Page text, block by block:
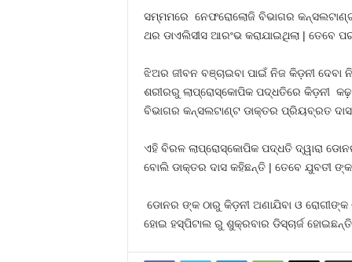
ସମ୍ମମରେ ନେଫରୋଲୋଜି ବିଭାଗର କନ୍ସଲଟାଣ୍ଟ
ଥର ଡାଏଲିସୀସ ଆରଂଭ କରାଯାଇଥିଲା | ତେବେ
ଝିଅର ଜୀବନ ବଞ୍ଚାଇବା ପାଇଁ ନିଜ କିଡ଼ନୀ
ଶରୀରରୁ ଲାପ୍ରୋସ୍କୋପିକ ପଦ୍ଧତିରେ କିଡ଼ନୀ
ବିଭାଗର କନ୍ସଲଟାଣ୍ଟ ଡାକ୍ତର ପ୍ରିୟବ୍ରତ
ଏହି ବିରଳ ଲାପ୍ରୋସ୍କୋପିକ ପଦ୍ଧତି ଦ୍ୱାରା
ବୋଲି ଡାକ୍ତର ଦାସ କହିଛନ୍ତି | ତେବେ ଯୁବତୀ
ଡୋନର ଙ୍କ ଠାରୁ କିଡ଼ନୀ ଅଣାଯିବା ଓ
ହୋଇ ହସ୍ପିଟାଲ ରୁ ଶୁକ୍ରବାର ଡିସ୍ଚାର୍ଜ